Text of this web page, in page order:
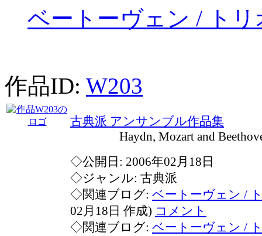
ベートーヴェン / ト
作品ID: W203
古典派 アンサンブル作品集
Haydn, Mozart and
◇公開日: 2006年02月18日
◇ジャンル: 古典派
◇関連ブログ: ベートーヴェン /
02月18日 作成) コメント
◇関連ブログ: ベートーヴェン /